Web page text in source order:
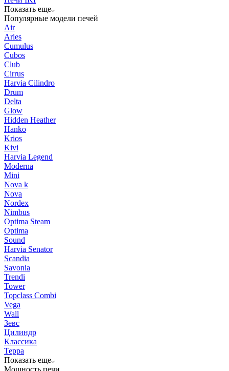
Показать еще
Популярные модели печей
Air
Aries
Cumulus
Cubos
Club
Cirrus
Harvia Cilindro
Drum
Delta
Glow
Hidden Heather
Hanko
Krios
Kivi
Harvia Legend
Moderna
Mini
Nova k
Nova
Nordex
Nimbus
Optima Steam
Optima
Sound
Harvia Senator
Scandia
Savonia
Trendi
Tower
Topclass Combi
Vega
Wall
Зевс
Цилиндр
Классика
Терра
Показать еще
Мощность печи